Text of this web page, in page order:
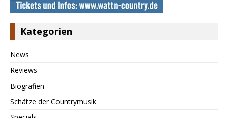
Kategorien
News
Reviews
Biografien
Schätze der Countrymusik